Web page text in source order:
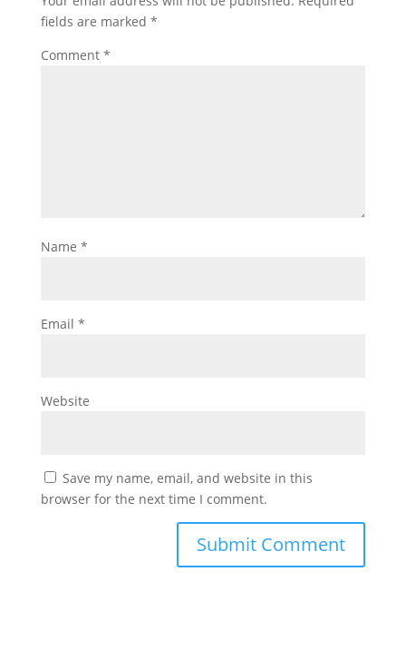
fields are marked *
Comment *
Name *
Email *
Website
Save my name, email, and website in this
browser for the next time I comment.